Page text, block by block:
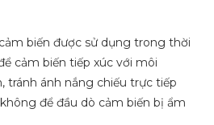
biến được sử dụng trong thời
cảm biến tiếp xúc với môi
tránh ánh nắng chiếu trực tiếp
để đầu dò cảm biến bị ẩm